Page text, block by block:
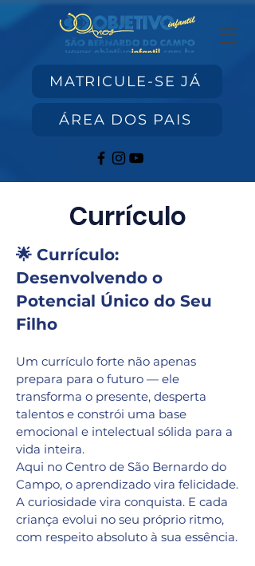
MATRICULE-SE JÁ
ÁREA DOS PAIS
Currículo
🌟 Currículo:
Desenvolvendo o
Potencial Único do Seu
Filho
Um currículo forte não apenas
prepara para o futuro — ele
transforma o presente, desperta
talentos e constrói uma base
emocional e intelectual sólida para a
vida inteira.
Aqui no Centro de São Bernardo do
Campo, o aprendizado vira felicidade.
A curiosidade vira conquista. E cada
criança evolui no seu próprio ritmo,
com respeito absoluto à sua essência.